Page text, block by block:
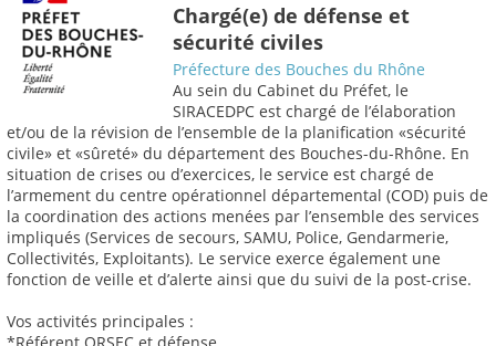
Chargé(e) de défense et
sécurité civiles
Préfecture des Bouches du Rhône
Au sein du Cabinet du Préfet, le
SIRACEDPC est chargé de l’élaboration
et/ou de la révision de l’ensemble de la planification «sécurité
civile» et «sûreté» du département des Bouches-du-Rhône. En
situation de crises ou d’exercices, le service est chargé de
l’armement du centre opérationnel départemental (COD) puis de
la coordination des actions menées par l’ensemble des services
impliqués (Services de secours, SAMU, Police, Gendarmerie,
Collectivités, Exploitants). Le service exerce également une
fonction de veille et d’alerte ainsi que du suivi de la post-crise.
Vos activités principales :